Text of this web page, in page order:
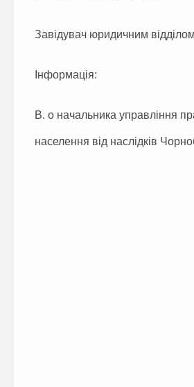
Завідувач юридичним відділом
Інформація:
В. о начальника управління
населення від наслідків